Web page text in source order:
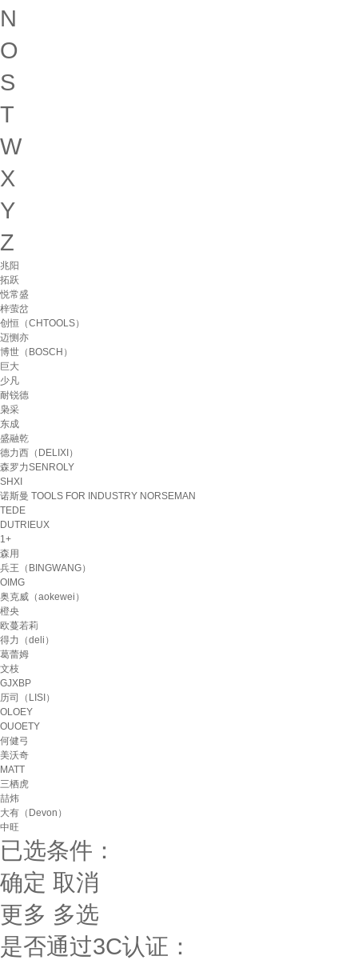
N
O
S
T
W
X
Y
Z
兆阳
拓跃
悦常盛
梓萤岔
创恒（CHTOOLS）
迈恻亦
博世（BOSCH）
巨大
少凡
耐锐德
枭采
东成
盛融乾
德力西（DELIXI）
森罗力SENROLY
SHXI
诺斯曼 TOOLS FOR INDUSTRY NORSEMAN
TEDE
DUTRIEUX
1+
森用
兵王（BINGWANG）
OIMG
奥克威（aokewei）
橙央
欧蔓若莉
得力（deli）
葛蕾姆
文枝
GJXBP
历司（LISI）
OLOEY
OUOETY
何健弓
美沃奇
MATT
三栖虎
喆炜
大有（Devon）
中旺
已选条件：
确定 取消
更多 多选
是否通过3C认证：